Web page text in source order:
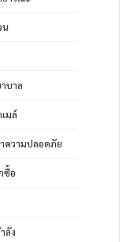
หรือ คุณโอ๋ 089.992.1885
ย!
าจะปิดดีลได้
น
บาล
มล์
ความปลอดภัย
ซื้อ
ลัง